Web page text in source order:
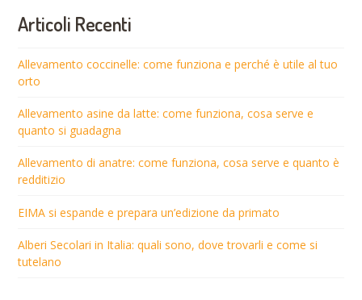
Articoli Recenti
Allevamento coccinelle: come funziona e perché è utile al tuo
orto
Allevamento asine da latte: come funziona, cosa serve e
quanto si guadagna
Allevamento di anatre: come funziona, cosa serve e quanto è
redditizio
EIMA si espande e prepara un’edizione da primato
Alberi Secolari in Italia: quali sono, dove trovarli e come si
tutelano